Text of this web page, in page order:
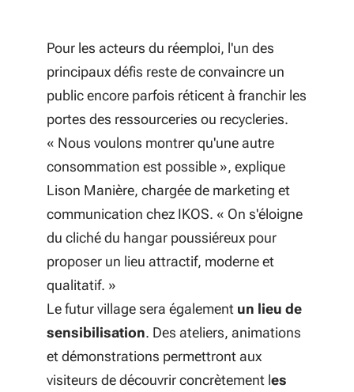
Pour les acteurs du réemploi, l'un des
principaux défis reste de convaincre un
public encore parfois réticent à franchir les
portes des ressourceries ou recycleries.
« Nous voulons montrer qu'une autre
consommation est possible », explique
Lison Manière, chargée de marketing et
communication chez IKOS. « On s'éloigne
du cliché du hangar poussiéreux pour
proposer un lieu attractif, moderne et
qualitatif. »
Le futur village sera également un lieu de
sensibilisation. Des ateliers, animations
et démonstrations permettront aux
visiteurs de découvrir concrètement les